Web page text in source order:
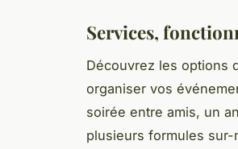
Services,
Découvrez les options
organiser vos
soirée entre amis, un
plusieurs formules